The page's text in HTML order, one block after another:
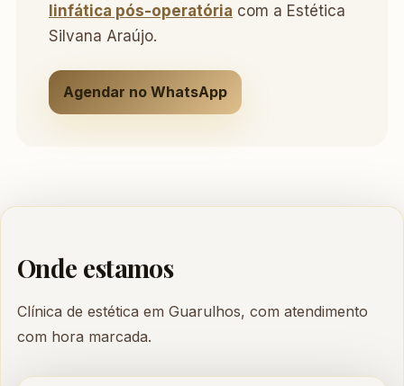
linfática pós-operatória com a Estética
Silvana Araújo.
Agendar no WhatsApp
Onde estamos
Clínica de estética em Guarulhos, com atendimento
com hora marcada.